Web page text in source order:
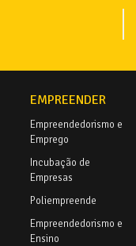
EMPREENDER
Empreendedorismo e
Emprego
Incubação de
Empresas
Poliempreende
Empreendedorismo e
Ensino